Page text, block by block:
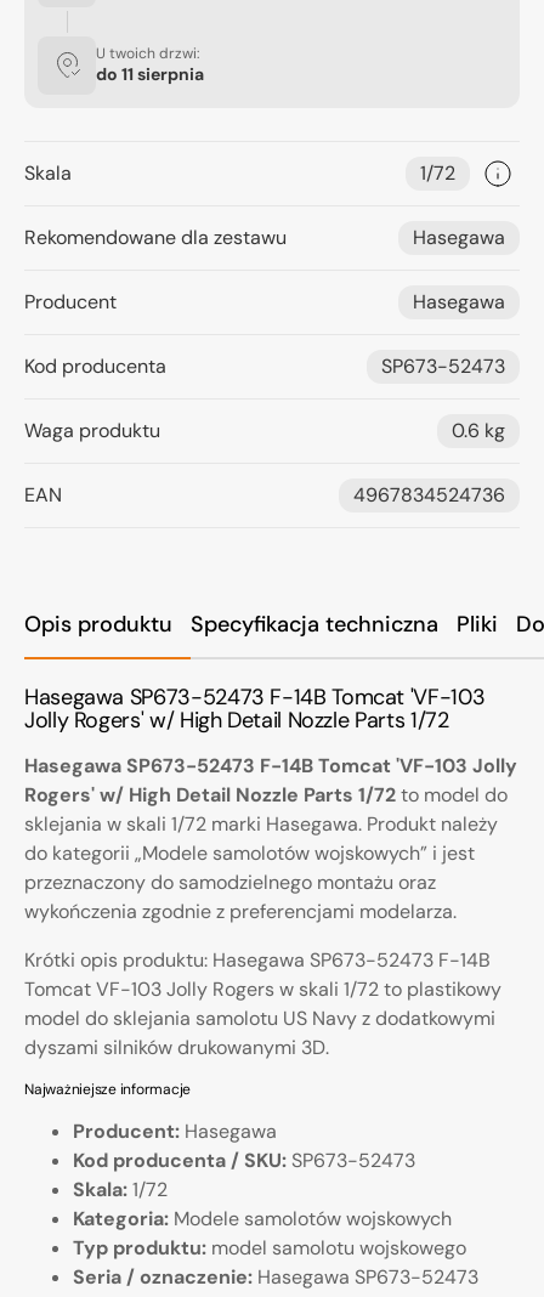
Opis produktu Specyfikacja techniczna Pliki
Hasegawa SP673-52473 F-14B Tomcat 'VF-103
Jolly Rogers' w/ High Detail Nozzle Parts 1/72
Hasegawa SP673-52473 F-14B Tomcat 'VF-103 Jolly
Rogers' w/ High Detail Nozzle Parts 1/72to model do
sklejania w skali 1/72 marki Hasegawa. Produkt należy
do kategorii „Modele samolotów wojskowych” i jest
przeznaczony do samodzielnego montażu oraz
wykończenia zgodnie z preferencjami modelarza.
Krótki opis produktu: Hasegawa SP673-52473 F-14B
Tomcat VF-103 Jolly Rogers w skali 1/72 to plastikowy
model do sklejania samolotu US Navy z dodatkowymi
dyszami silników drukowanymi 3D.
Najważniejsze informacje
Producent: Hasegawa
Kod producenta / SKU:SP673-52473
Skala:1/72
Kategoria: Modele samolotów wojskowych
Typ produktu: model samolotu wojskowego
Seria / oznaczenie: Hasegawa SP673-52473
U twoich drzwi:
do 11 sierpnia
Skala 1/72
Rekomendowane dla zestawu Hasegawa
Producent Hasegawa
Kod producenta SP673-52473
Waga produktu 0.6 kg
EAN 4967834524736